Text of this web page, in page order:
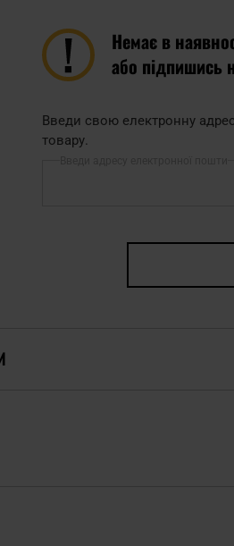
Немає в
або підпишись
Введи свою електронну
товару.